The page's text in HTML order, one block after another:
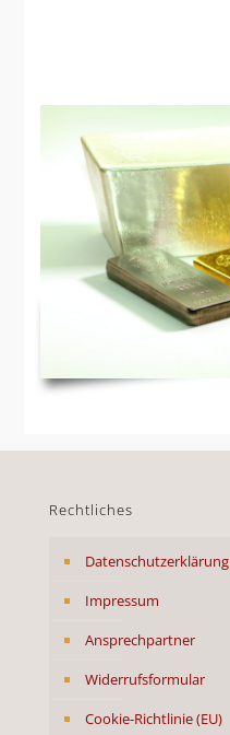
Rechtliches
Datenschutzerklärung
Impressum
Ansprechpartner
Widerrufsformular
Cookie-Richtlinie (EU)